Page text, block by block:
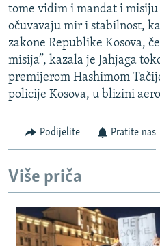
DNEVNO@RSE
SPECIJALI RSE
VIŠE OD NASLOVA
GENOCID U SREBRENICI
TV LIBERTY
MOJA EVROPA
SVE KARTE DEJTONA
PRATITE NAS
Sve RFE/RL stranice
tome vidim i mandat i misiju
očuvavaju mir i stabilnost,
zakone Republike Kosova,
misija”, kazala je Jahjaga
premijerom Hashimom
policije Kosova, u blizini
Podijelite Pratite nas
Više priča